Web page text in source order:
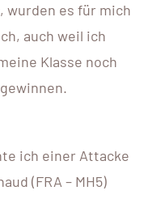
wurden es für mich
auch weil ich
Klasse noch
ich einer Attacke
(FRA – MH5)